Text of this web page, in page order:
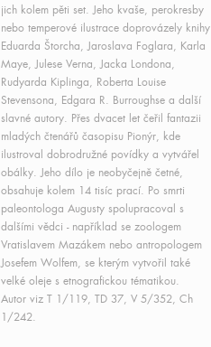
jich kolem pěti set. Jeho kvaše, perokresby
nebo temperové ilustrace doprovázely knihy
Eduarda Štorcha, Jaroslava Foglara, Karla
Maye, Julese Verna, Jacka Londona,
Rudyarda Kiplinga, Roberta Louise
Stevensona, Edgara R. Burroughse a další
slavné autory. Přes dvacet let čeřil fantazii
mladých čtenářů časopisu Pionýr, kde
ilustroval dobrodružné povídky a vytvářel
obálky. Jeho dílo je neobyčejně četné,
obsahuje kolem 14 tisíc prací. Po smrti
paleontologa Augusty spolupracoval s
dalšími vědci - například se zoologem
Vratislavem Mazákem nebo antropologem
Josefem Wolfem, se kterým vytvořil také
velké oleje s etnografickou tématikou.
Autor viz T 1/119, TD 37, V 5/352, Ch
1/242.